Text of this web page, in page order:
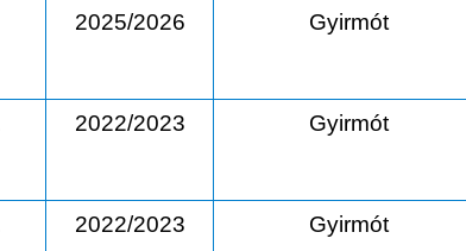
2025/2026 Gyirmót
2022/2023 Gyirmót
2022/2023 Gyirmót